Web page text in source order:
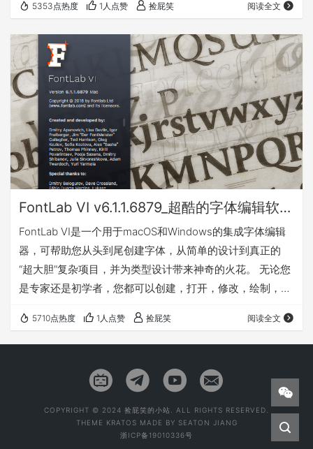
FontLab突破性的绘图工具和响应式轮廓操作，您的设计过
程将更快，更高效。 预览 下载地址 Win版（x86/x64） 密
码:zt4t Mac版 密码:3qvd
5353点热度 1人点赞 捡屁笑 阅读全文
FontLab VI v6.1.1.6879_超酷的字体编辑软件_Win&Mac
FontLab VI是一个用于macOS和Windows的集成字体编辑
器，可帮助您从头到尾创建字体，从简单的设计到真正的
“超大胆”复杂项目，并为类型设计带来神奇的火花。 无论您
是专家还是初学者，您都可以创建，打开，修改，绘制，空
FontLab突破性的绘图工具和响应式轮廓操作，您的设计过
程将更快，更高效。 预览 下载地址 Win版（x86/x64） 密
5710点热度 1人点赞 捡屁笑 阅读全文
COPYRIGHT © 2024 捡屁笑的小站. ALL RIGHTS RESERVED.
THEME KRATOS MADE BY SEATON JIANG
浙ICP备19010336号